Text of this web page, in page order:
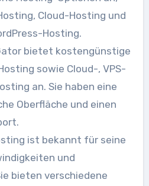
Cloud-Hosting und
Hosting.
bietet kostengünstige
sowie Cloud-, VPS-
an. Sie haben eine
Oberfläche und einen
ist bekannt für seine
und
bieten verschiedene